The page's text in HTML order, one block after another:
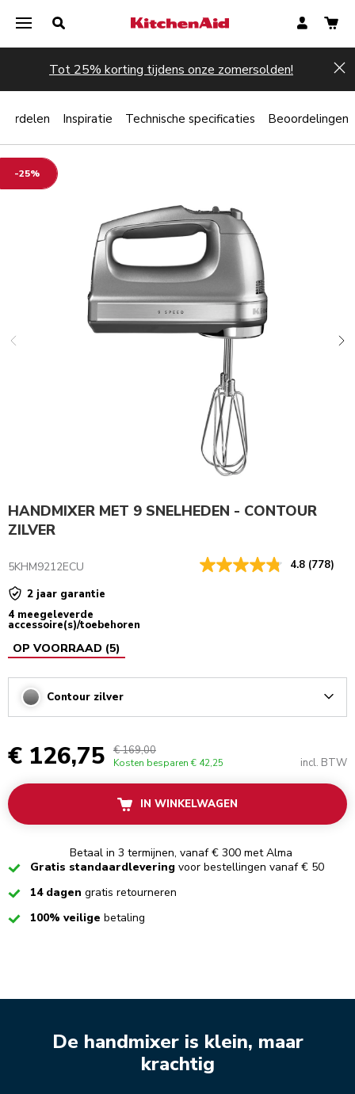
Tot 25% korting tijdens onze zomersolden!
-25%
HANDMIXER MET 9 SNELHEDEN - CONTOUR
ZILVER
5KHM9212ECU 4.8 (778)
2 jaar garantie
4 meegeleverde
accessoire(s)/toebehoren
OP VOORRAAD (5)
Contour zilver
€ 126,75 € 169,00
Kosten besparen € 42,25 incl. BTW
IN WINKELWAGEN
Betaal in 3 termijnen, vanaf € 300 met Alma
CheckedGratis standaardlevering voor bestellingen vanaf € 50
Checked14 dagen gratis retourneren
Checked100% veilige betaling
De handmixer is klein, maar
krachtig
Inspiratie Technische specificaties Beoordelingen